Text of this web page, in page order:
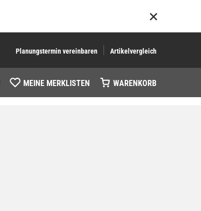
Planungstermin vereinbaren Artikelvergleich
MEINE MERKLISTEN WARENKORB